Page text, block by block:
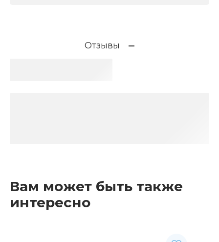
Отзывы
Вам может быть также
интересно